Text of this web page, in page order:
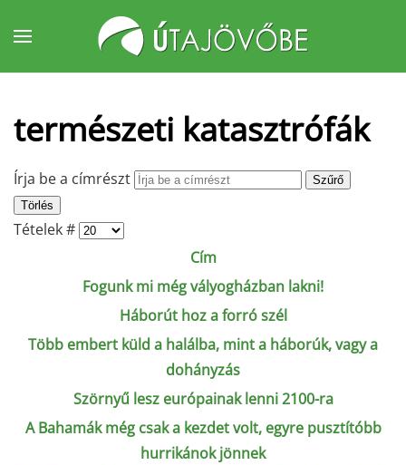
Fő tartalom átugrása
természeti katasztrófák
Írja be a címrészt
Szűrő
Törlés
Tételek #
Cím
Fogunk mi még vályogházban lakni!
Háborút hoz a forró szél
Több embert küld a halálba, mint a háborúk, vagy a
dohányzás
Szörnyű lesz európainak lenni 2100-ra
A Bahamák még csak a kezdet volt, egyre pusztítóbb
hurrikánok jönnek